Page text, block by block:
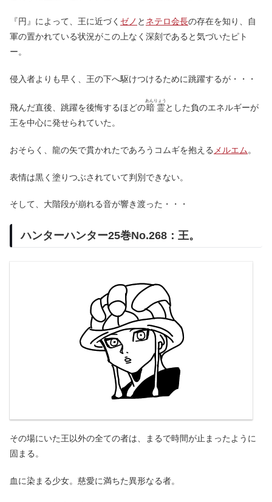
『円』によって、王に近づく ゼノ と ネテロ会長の存在を知り、自
軍の置かれている状況がこの上なく深刻であると気づいたピト
ー。
侵入者よりも早く、王の下へ駆けつけるために跳躍するが・・・
飛んだ直後、跳躍を後悔するほどの暗霊
あんりょう
とした負のエネルギーが
王を中心に発せられていた。
おそらく、龍の矢で貫かれたであろうコムギを抱える メルエム 。
表情は黒く塗りつぶされていて判別できない。
そして、大階段が崩れる音が響き渡った・・・
ハンターハンター25巻No.268：王。
その場にいた王以外の全ての者は、まるで時間が止まったように
固まる。
血に染まる少女。慈愛に満ちた異形なる者。